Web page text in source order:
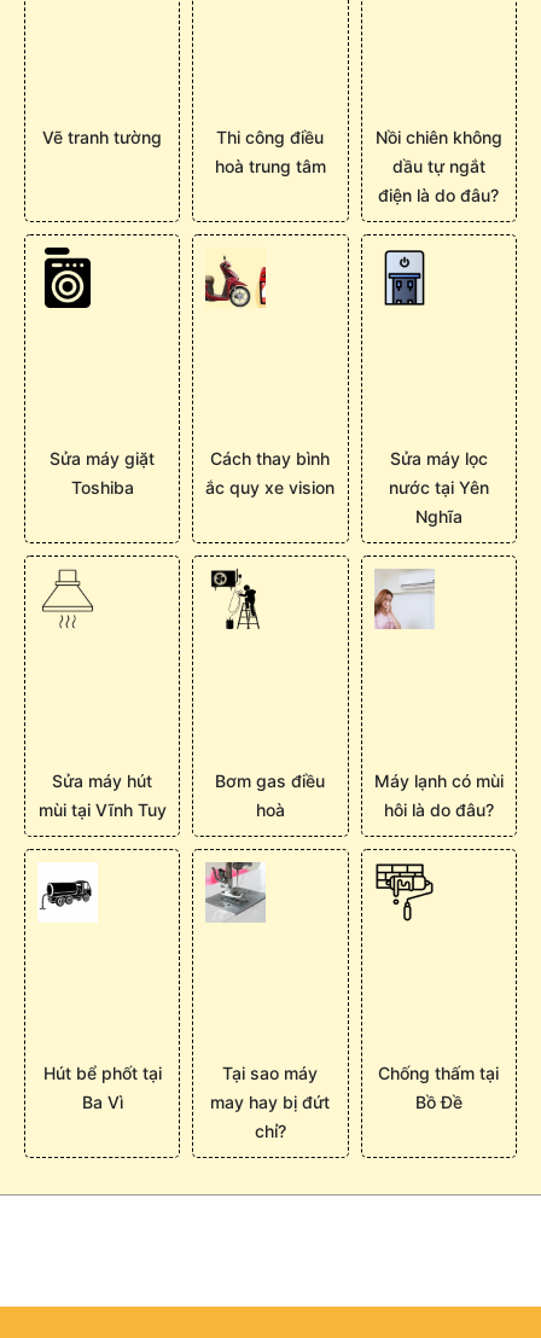
Vẽ tranh tường
Thi công điều
hoà trung tâm
Nồi chiên không
dầu tự ngắt
điện là do đâu?
Sửa máy giặt
Toshiba
Cách thay bình
ắc quy xe vision
Sửa máy lọc
nước tại Yên
Nghĩa
Sửa máy hút
mùi tại Vĩnh Tuy
Bơm gas điều
hoà
Máy lạnh có mùi
hôi là do đâu?
Hút bể phốt tại
Ba Vì
Tại sao máy
may hay bị đứt
chỉ?
Chống thấm tại
Bồ Đề